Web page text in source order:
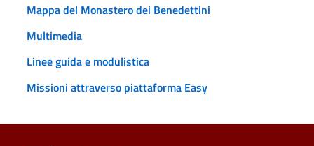
Mappa del Monastero dei Benedettini
Multimedia
Linee guida e modulistica
Missioni attraverso piattaforma Easy